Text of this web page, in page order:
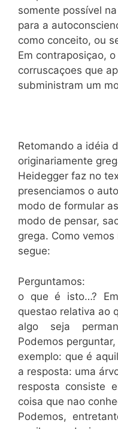
somente possível
para a
como conceito, ou
Em contraposiçao,
corruscaçoes que
subministram um
Retomando a idéia
originariamente
Heidegger faz no
presenciamos o
modo de formular
modo de pensar,
grega. Como
segue:
Perguntamos:
o que é isto…?
questao relativa ao
algo seja
Podemos
exemplo: que é
a resposta: uma
resposta consiste
coisa que nao
Podemos,